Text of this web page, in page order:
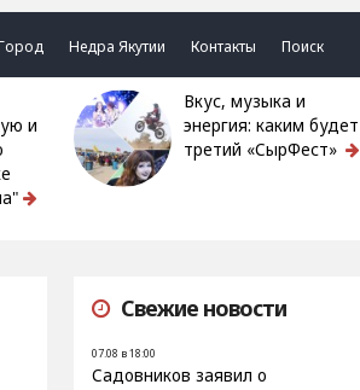
Недра Якутии Контакты Поиск
и
Вкус, музыка и
энергия: каким будет
третий «СырФест»
Свежие новости
07.08 в 18:00
Садовников заявил о